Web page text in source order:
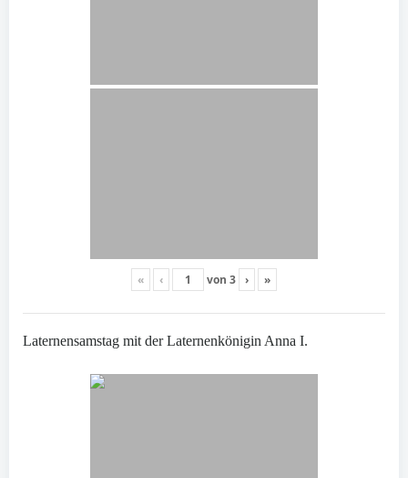
« ‹ von 3 › »
Laternensamstag mit der Laternenkönigin Anna I.